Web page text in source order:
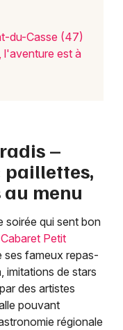
du-Casse (47)
l'aventure est à
–
paillettes,
menu
soirée qui sent bon
Cabaret Petit
ses fameux repas-
imitations de stars
des artistes
pouvant
régionale